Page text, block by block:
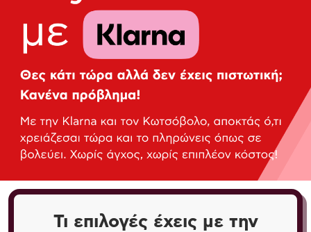
Τι επιλογές έχεις με την